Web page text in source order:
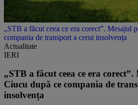
„STB a făcut ceea ce era corect”. Mesajul
compania de transport a cerut insolvența
Actualitate
IERI
„STB a făcut ceea ce era
Ciucu după ce compania de
insolvența